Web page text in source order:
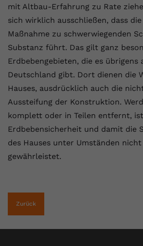
mit Altbau-Erfahrung zu Rate
sich wirklich ausschließen, dass
Maßnahme zu schwerwiegenden
Substanz führt. Das gilt ganz
Erdbebengebieten, die es übrigens
Deutschland gibt. Dort dienen die
Hauses, ausdrücklich auch die
Aussteifung der Konstruktion.
komplett oder in Teilen entfernt,
Erdbebensicherheit und damit die
des Hauses unter Umständen
gewährleistet.
Zurück
Videos verwendet.
yt.innertube::requests
Anbieter youtube.com
Session
Zweck
Dieser von YouTube
registriert eine
Daten darüber zu
Anbieter